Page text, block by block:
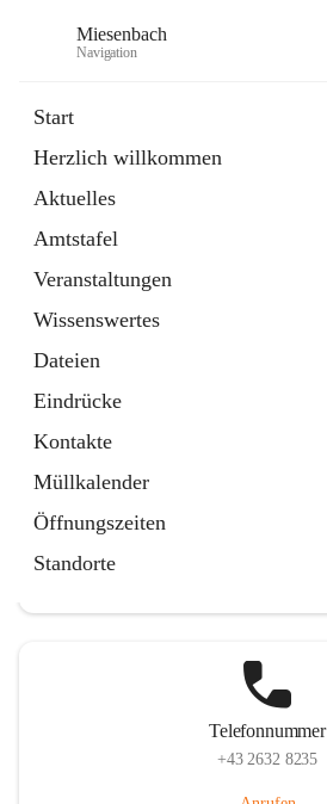
Miesenbach
Navigation
Start
Herzlich willkommen
Aktuelles
Amtstafel
Veranstaltungen
Wissenswertes
Dateien
Eindrücke
Kontakte
Müllkalender
Öffnungszeiten
Standorte
Externe Webseite
in
Tab
Region Schneebergland
Externe Webseite
öffnet
in
neuem
Tab
Telefonnummer
+43 2632 8235